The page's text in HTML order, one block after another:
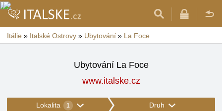
Itálie » Italské Ostrovy » Ubytování » La Foce
Ubytování La Foce
www.italske.cz
Lokalita 1 Druh